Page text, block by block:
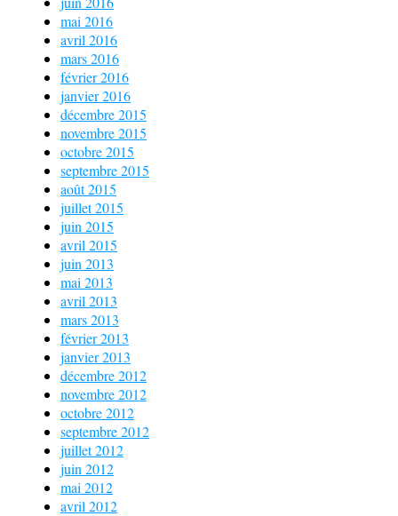
mai 2016
avril 2016
mars 2016
février 2016
janvier 2016
décembre 2015
novembre 2015
octobre 2015
septembre 2015
août 2015
juillet 2015
juin 2015
avril 2015
juin 2013
mai 2013
avril 2013
mars 2013
février 2013
janvier 2013
décembre 2012
novembre 2012
octobre 2012
septembre 2012
juillet 2012
juin 2012
mai 2012
avril 2012